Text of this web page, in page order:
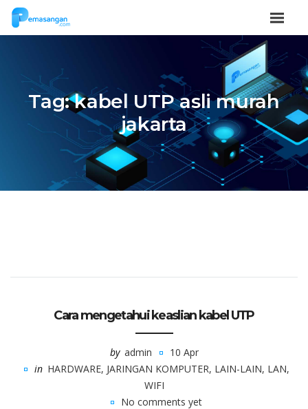
Tag:kabel UTP asli murah
jakarta
Cara mengetahui keaslian kabel UTP
by admin
10 Apr
in HARDWARE, JARINGAN KOMPUTER, LAIN-LAIN, LAN,
WIFI
No comments yet